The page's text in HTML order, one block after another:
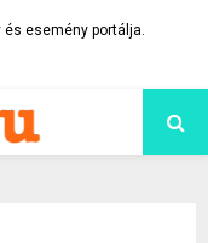
és esemény portálja.